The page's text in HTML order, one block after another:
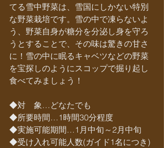
てる雪中野菜は、雪国にしかない特別
な野菜栽培です。雪の中で凍らないよ
う、野菜自身が糖分を分泌し身を守ろ
うとすることで、その味は驚きの甘さ
に！雪の中に眠るキャベツなどの野菜
を宝探しのようにスコップで掘り起し
食べてみましょう！
◆対　象…どなたでも
◆所要時間…1時間30分程度
◆実施可能期間…1月中旬～2月中旬
◆受け入れ可能人数(ガイド1名につき)